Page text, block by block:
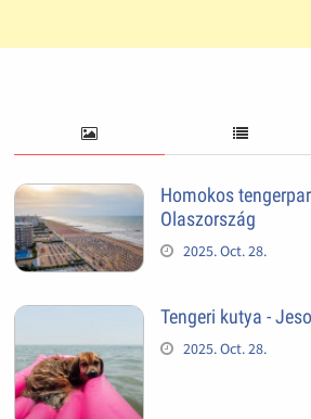
Homokos
Olaszország
2025. Oct. 28.
Tengeri kutya -
2025. Oct. 28.